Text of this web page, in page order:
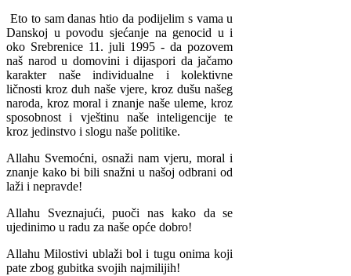
Eto to sam danas htio da podijelim s vama u
Danskoj u povodu sjećanje na genocid u i
oko Srebrenice 11. juli 1995 - da pozovem
naš narod u domovini i dijaspori da jačamo
karakter naše individualne i kolektivne
ličnosti kroz duh naše vjere, kroz dušu našeg
naroda, kroz moral i znanje naše uleme, kroz
sposobnost i vještinu naše inteligencije te
kroz jedinstvo i slogu naše politike.
Allahu Svemoćni, osnaži nam vjeru, moral i
znanje kako bi bili snažni u našoj odbrani od
laži i nepravde!
Allahu Sveznajući, puoči nas kako da se
ujedinimo u radu za naše opće dobro!
Allahu Milostivi ublaži bol i tugu onima koji
pate zbog gubitka svojih najmilijih!